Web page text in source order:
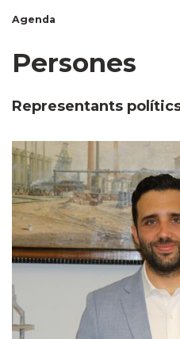
Agenda
Persones
Representants